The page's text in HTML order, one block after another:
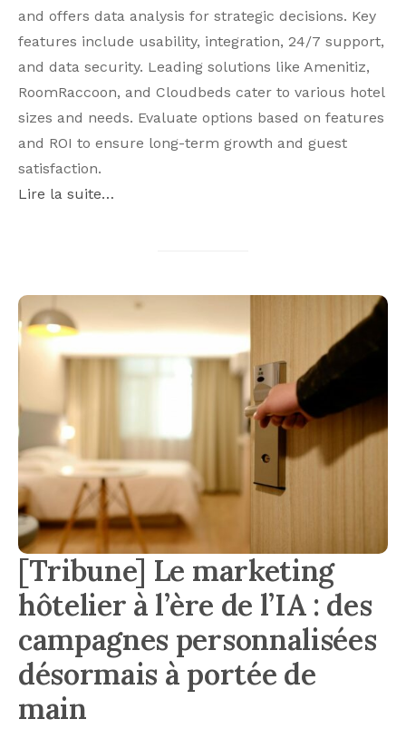
and offers data analysis for strategic decisions. Key
features include usability, integration, 24/7 support,
and data security. Leading solutions like Amenitiz,
RoomRaccoon, and Cloudbeds cater to various hotel
sizes and needs. Evaluate options based on features
and ROI to ensure long-term growth and guest
satisfaction.
Lire la suite…
[Tribune] Le marketing
hôtelier à l’ère de l’IA : des
campagnes personnalisées
désormais à portée de
main